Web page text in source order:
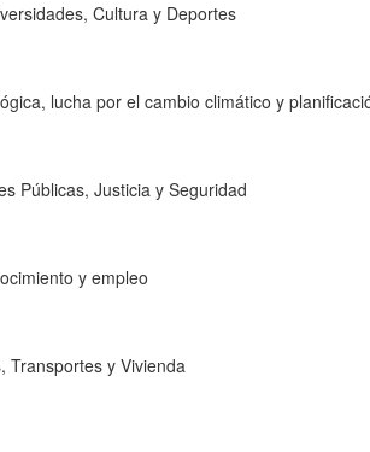
Cultura y Deportes
lucha por el cambio climático y
Públicas, Justicia y Seguridad
y empleo
Transportes y Vivienda